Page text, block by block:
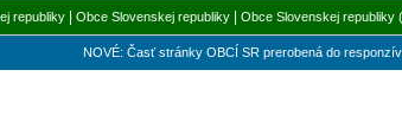
republiky| Obce Slovenskej republiky| Obce Slovenskej republiky
NOVÉ: Časť stránky OBCÍ SR prerobená do